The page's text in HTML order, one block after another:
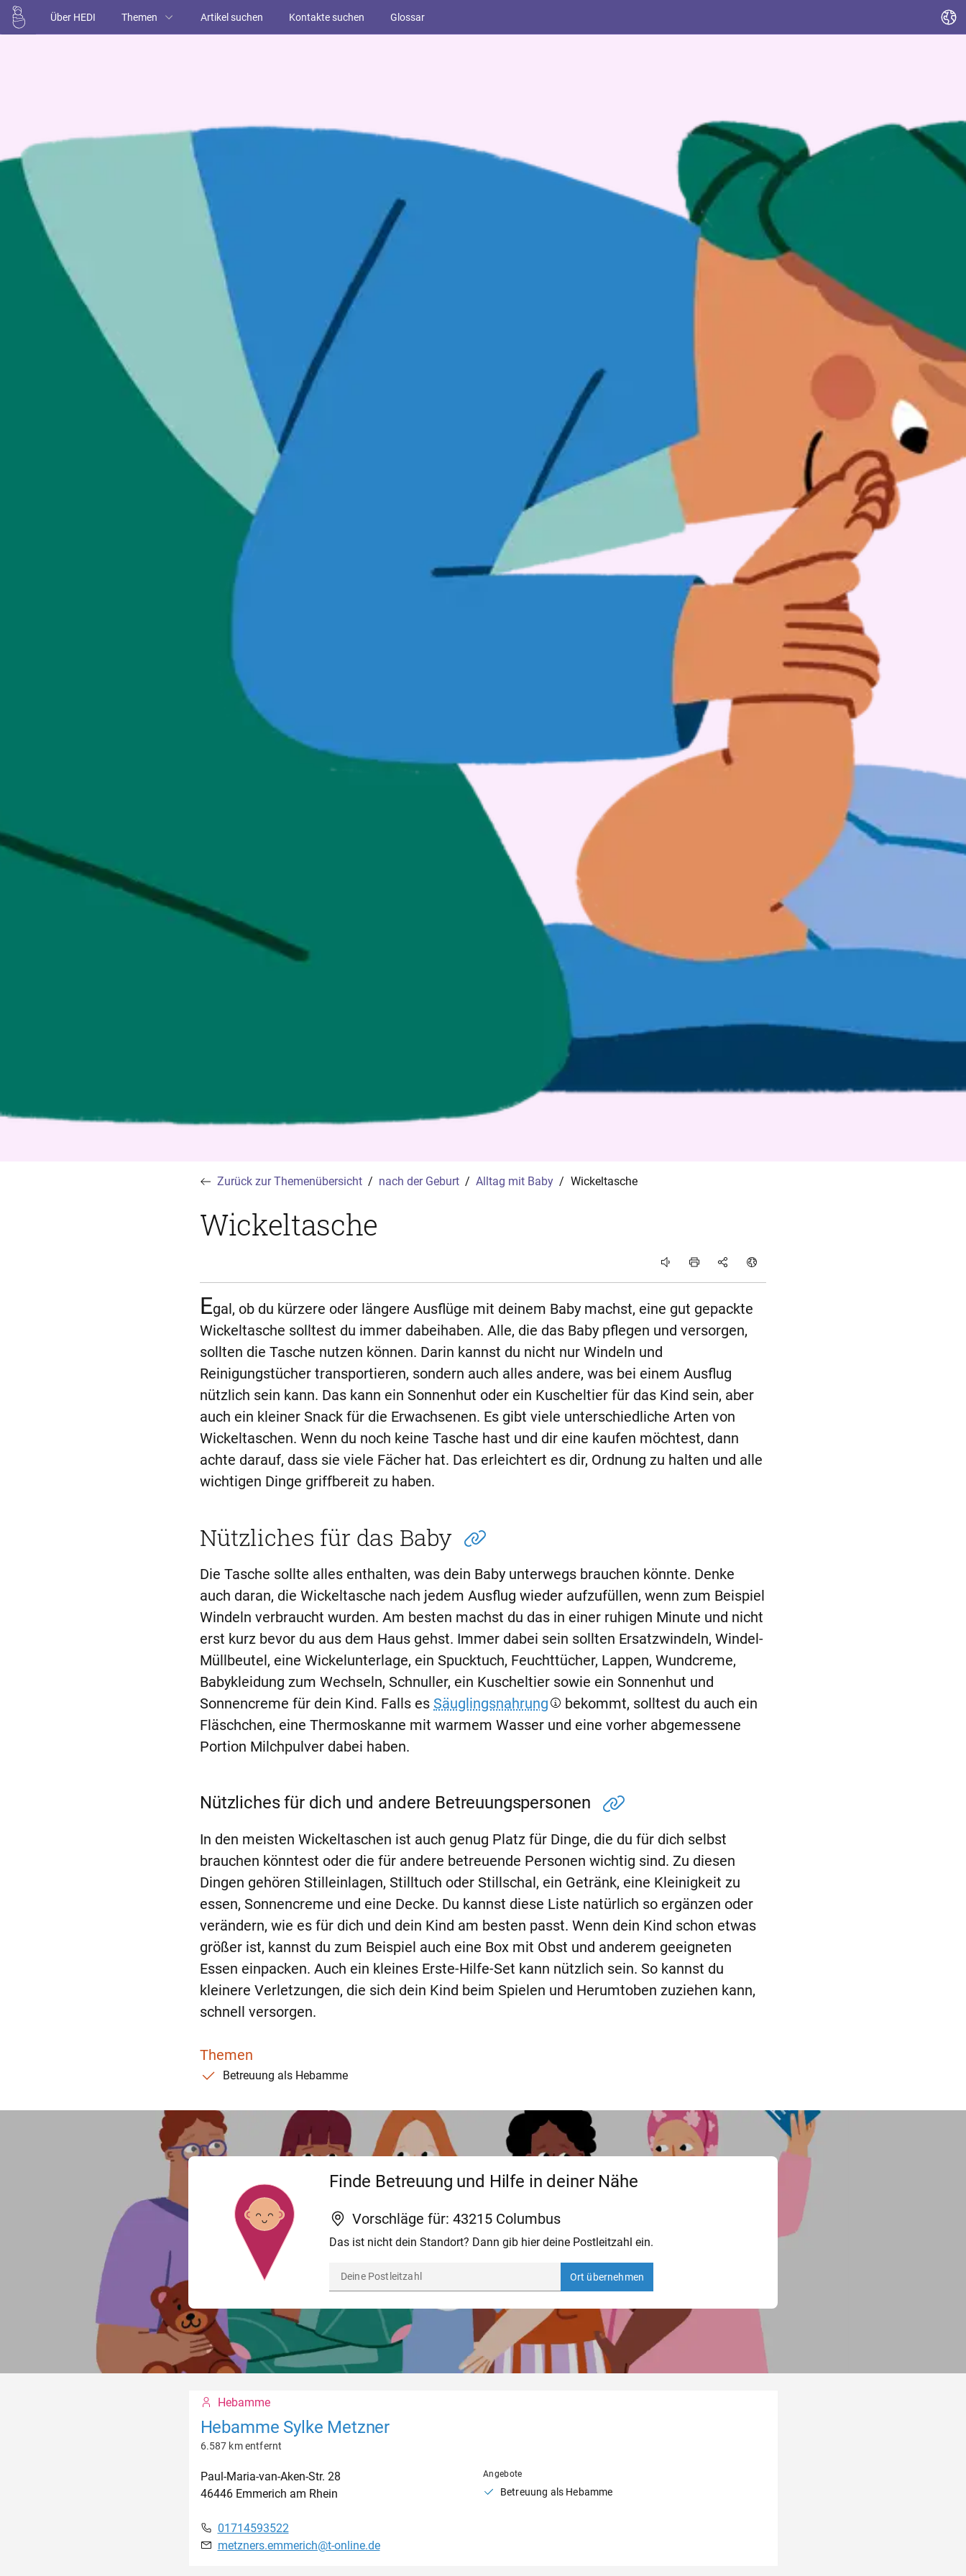
Über HEDI Themen Artikel suchen Kontakte suchen Glossar
Zurück zur Themenübersicht nach der Geburt Alltag mit Baby Wickeltasche
Wickeltasche
Egal, ob du kürzere oder längere Ausflüge mit deinem Baby machst, eine gut gepackte
Wickeltasche solltest du immer dabeihaben. Alle, die das Baby pflegen und versorgen,
sollten die Tasche nutzen können. Darin kannst du nicht nur Windeln und
Reinigungstücher transportieren, sondern auch alles andere, was bei einem Ausflug
nützlich sein kann. Das kann ein Sonnenhut oder ein Kuscheltier für das Kind sein, aber
auch ein kleiner Snack für die Erwachsenen. Es gibt viele unterschiedliche Arten von
Wickeltaschen. Wenn du noch keine Tasche hast und dir eine kaufen möchtest, dann
achte darauf, dass sie viele Fächer hat. Das erleichtert es dir, Ordnung zu halten und alle
wichtigen Dinge griffbereit zu haben.
Nützliches für das Baby
Die Tasche sollte alles enthalten, was dein Baby unterwegs brauchen könnte. Denke
auch daran, die Wickeltasche nach jedem Ausflug wieder aufzufüllen, wenn zum Beispiel
Windeln verbraucht wurden. Am besten machst du das in einer ruhigen Minute und nicht
erst kurz bevor du aus dem Haus gehst. Immer dabei sein sollten Ersatzwindeln, Windel-
Müllbeutel, eine Wickelunterlage, ein Spucktuch, Feuchttücher, Lappen, Wundcreme,
Babykleidung zum Wechseln, Schnuller, ein Kuscheltier sowie ein Sonnenhut und
Sonnencreme für dein Kind. Falls es Säuglingsnahrung
bekommt, solltest du auch ein
Fläschchen, eine Thermoskanne mit warmem Wasser und eine vorher abgemessene
Portion Milchpulver dabei haben.
Nützliches für dich und andere Betreuungspersonen
In den meisten Wickeltaschen ist auch genug Platz für Dinge, die du für dich selbst
brauchen könntest oder die für andere betreuende Personen wichtig sind. Zu diesen
Dingen gehören Stilleinlagen, Stilltuch oder Stillschal, ein Getränk, eine Kleinigkeit zu
essen, Sonnencreme und eine Decke. Du kannst diese Liste natürlich so ergänzen oder
verändern, wie es für dich und dein Kind am besten passt. Wenn dein Kind schon etwas
größer ist, kannst du zum Beispiel auch eine Box mit Obst und anderem geeigneten
Essen einpacken. Auch ein kleines Erste-Hilfe-Set kann nützlich sein. So kannst du
kleinere Verletzungen, die sich dein Kind beim Spielen und Herumtoben zuziehen kann,
schnell versorgen.
Themen
Betreuung als Hebamme
Finde Betreuung und Hilfe in deiner Nähe
Vorschläge für: 43215 Columbus
Das ist nicht dein Standort? Dann gib hier deine Postleitzahl ein.
Ort übernehmen
Hebamme
Hebamme Sylke Metzner
6.587 km entfernt
Paul-Maria-van-Aken-Str. 28
46446 Emmerich am Rhein
01714593522
metzners.emmerich@t-online.de
Angebote
Betreuung als Hebamme